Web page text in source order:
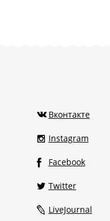
Вконтакте
Instagram
Facebook
Twitter
LiveJournal